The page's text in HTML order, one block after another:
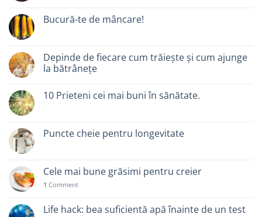
Bucură-te de mâncare!
Depinde de fiecare cum trăiește și cum ajunge
la bătrânețe
10 Prieteni cei mai buni în sănătate.
Puncte cheie pentru longevitate
Cele mai bune grăsimi pentru creier
1 Comment
Life hack: bea suficientă apă înainte de un test